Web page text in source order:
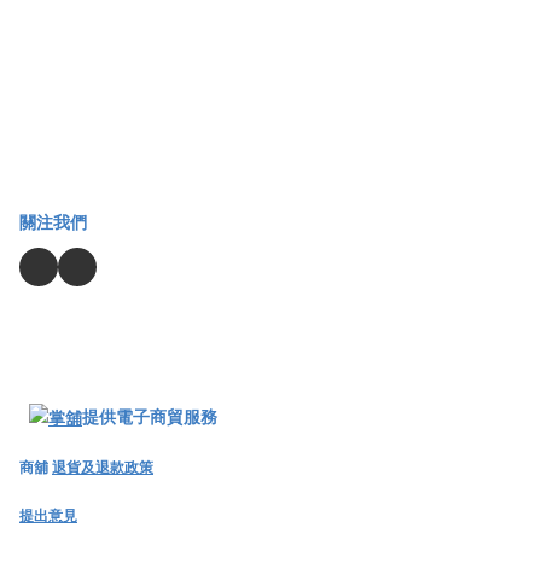
關注我們
提供電子商貿服務
商舖退貨及退款政策
提出意見